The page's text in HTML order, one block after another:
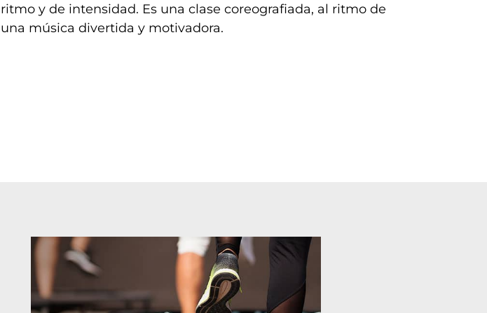
ritmo y de intensidad. Es una clase coreografiada, al ritmo de
una música divertida y motivadora.